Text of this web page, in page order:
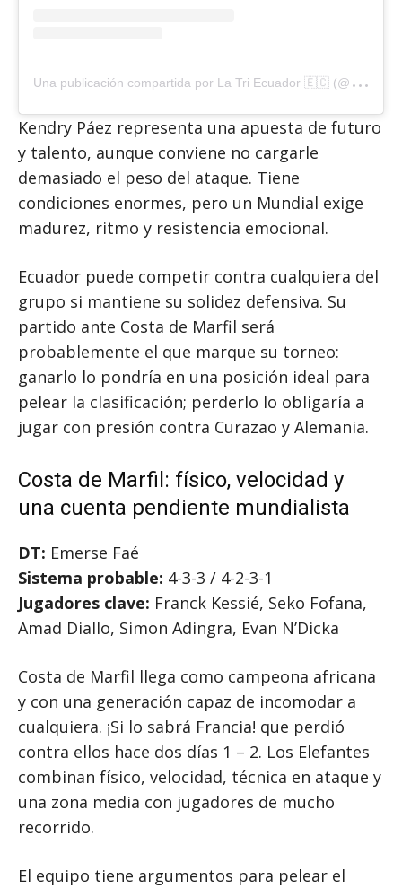
U
na publicación compartida por La Tri Ecuador 🇪🇨 (@latriecu)
Kendry Páez representa una apuesta de futuro
y talento, aunque conviene no cargarle
demasiado el peso del ataque. Tiene
condiciones enormes, pero un Mundial exige
madurez, ritmo y resistencia emocional.
Ecuador puede competir contra cualquiera del
grupo si mantiene su solidez defensiva. Su
partido ante Costa de Marfil será
probablemente el que marque su torneo:
ganarlo lo pondría en una posición ideal para
pelear la clasificación; perderlo lo obligaría a
jugar con presión contra Curazao y Alemania.
Costa de Marfil: físico, velocidad y
una cuenta pendiente mundialista
DT: Emerse Faé
Sistema probable: 4-3-3 / 4-2-3-1
Jugadores clave: Franck Kessié, Seko Fofana,
Amad Diallo, Simon Adingra, Evan N’Dicka
Costa de Marfil llega como campeona africana
y con una generación capaz de incomodar a
cualquiera. ¡Si lo sabrá Francia! que perdió
contra ellos hace dos días 1 – 2. Los Elefantes
combinan físico, velocidad, técnica en ataque y
una zona media con jugadores de mucho
recorrido.
El equipo tiene argumentos para pelear el